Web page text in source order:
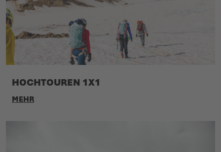
HOCHTOUREN 1X1
MEHR